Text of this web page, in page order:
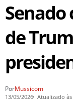
de
PorMussicom
13/05/2026 Atualizado às